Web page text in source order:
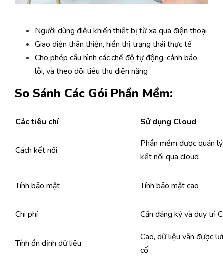
Người dùng điều khiển thiết bị từ xa qua điện thoại
Giao diện thân thiện, hiển thị trạng thái thực tế
Cho phép cấu hình các chế độ tự động, cảnh báo
lỗi, và theo dõi tiêu thụ điện năng
So Sánh Các Gói Phần Mềm:
Cáctiêu chí Sử dụng Cloud
Cách kết nối
Phần mềm được quản
kết nối qua cloud
Tính bảo mật Tính bảo mật cao
Chi phí Cần đăng ký và duy trì
Tính ổn định dữ liệu
Cao, dữ liệu vẫn được
cố